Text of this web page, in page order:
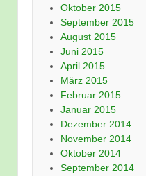
Oktober 2015
September 2015
August 2015
Juni 2015
April 2015
März 2015
Februar 2015
Januar 2015
Dezember 2014
November 2014
Oktober 2014
September 2014